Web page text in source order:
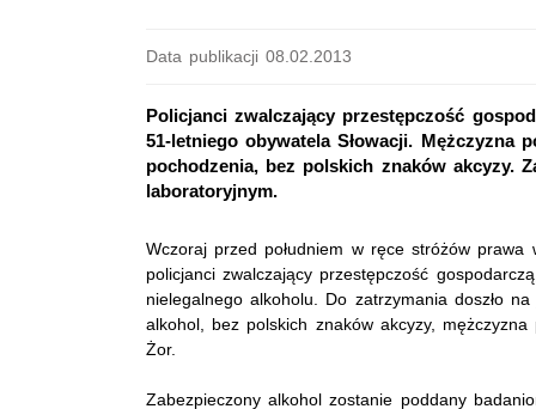
Data publikacji 08.02.2013
Policjanci zwalczający przestępczość
51-letniego obywatela Słowacji. Mężczyzna
pochodzenia, bez polskich znaków akcyzy.
laboratoryjnym.
Wczoraj przed południem w ręce stróżów prawa
policjanci zwalczający przestępczość
nielegalnego alkoholu. Do zatrzymania doszło
alkohol, bez polskich znaków akcyzy,
Żor.
Zabezpieczony alkohol zostanie poddany